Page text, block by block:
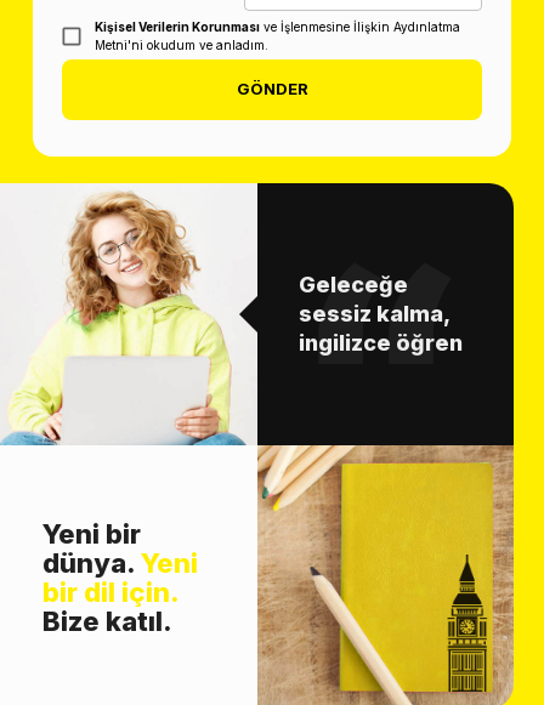
Kişisel Verilerin Korunması ve İşlenmesine İlişkin Aydınlatma
Metni'ni okudum ve anladım.
GÖNDER
Geleceğe
sessiz kalma,
ingilizce öğren
Yeni bir
dünya. Yeni
bir dil için.
Bize katıl.